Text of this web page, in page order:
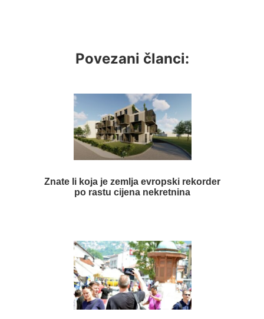
Povezani članci:
Znate li koja je zemlja evropski rekorder
po rastu cijena nekretnina